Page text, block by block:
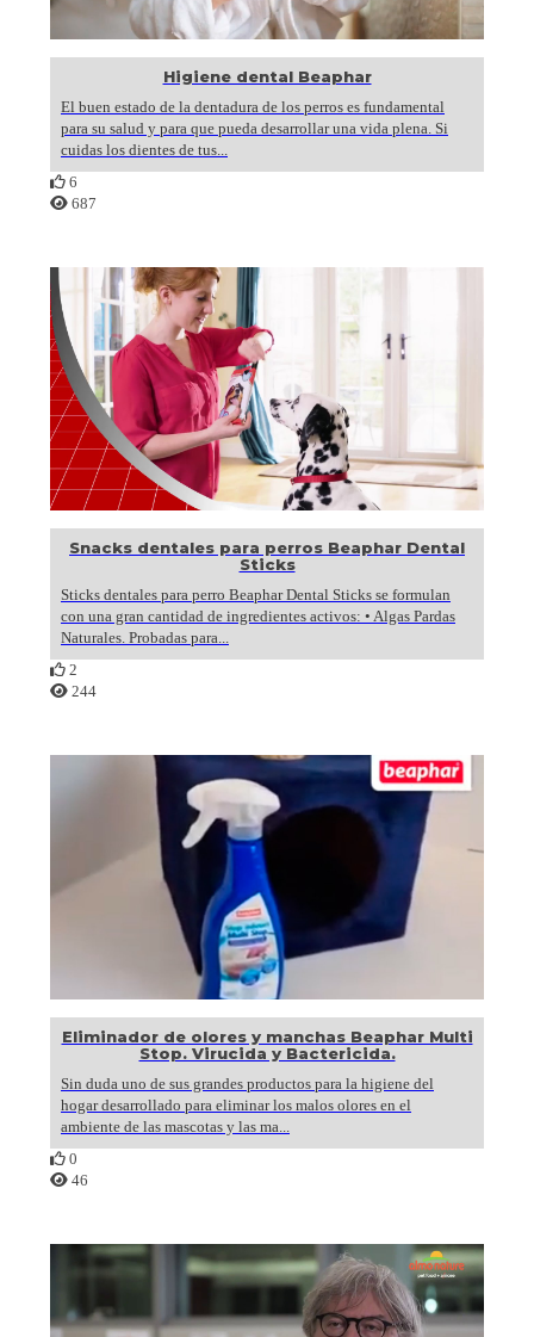
Higiene dental Beaphar
El buen estado de la dentadura de los perros es fundamental
para su salud y para que pueda desarrollar una vida plena. Si
cuidas los dientes de tus...
6
687
Snacks dentales para perros Beaphar Dental
Sticks
Sticks dentales para perro Beaphar Dental Sticks se formulan
con una gran cantidad de ingredientes activos: • Algas Pardas
Naturales. Probadas para...
2
244
Eliminador de olores y manchas Beaphar Multi
Stop. Virucida y Bactericida.
Sin duda uno de sus grandes productos para la higiene del
hogar desarrollado para eliminar los malos olores en el
ambiente de las mascotas y las ma...
0
46